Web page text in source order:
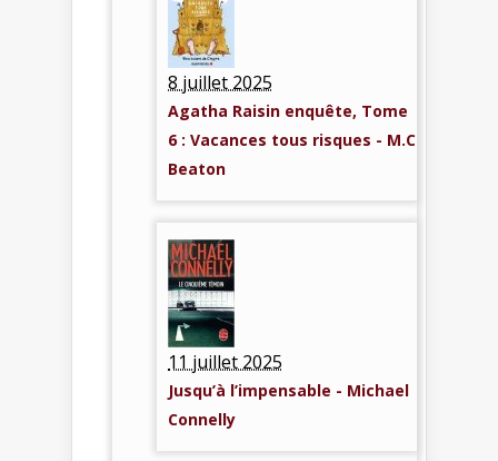
8 juillet 2025
Agatha Raisin enquête, Tome
6 : Vacances tous risques - M.C
Beaton
11 juillet 2025
Jusqu’à l’impensable - Michael
Connelly